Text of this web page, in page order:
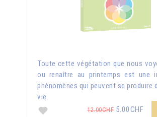
Toute cette végétation que nous
ou renaître au printemps est une
phénomènes qui peuvent se produire
vie.
12.00CHF 5.00CHF